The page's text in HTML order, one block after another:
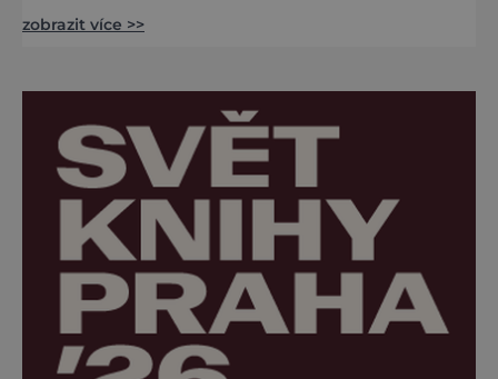
společně oslavily „bílé a zelené zlato“
není jen o holandské omáčce. Ochutnáte
jemné krémov
zobrazit více >>